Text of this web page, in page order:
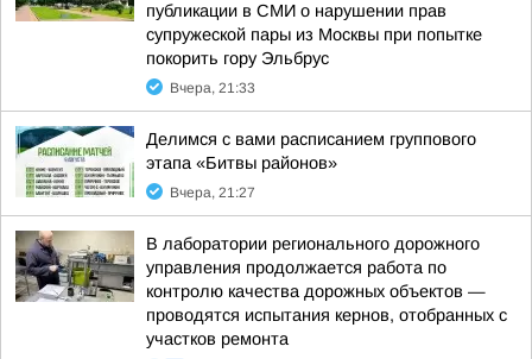
публикации в СМИ о нарушении прав
супружеской пары из Москвы при попытке
покорить гору Эльбрус
Вчера, 21:33
Делимся с вами расписанием группового
этапа «Битвы районов»
Вчера, 21:27
В лаборатории регионального дорожного
управления продолжается работа по
контролю качества дорожных объектов —
проводятся испытания кернов, отобранных с
участков ремонта